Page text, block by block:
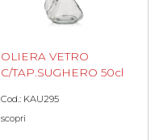
OLIERA VETRO
C/TAP.SUGHERO 50cl
Cod.: KAU295
scopri